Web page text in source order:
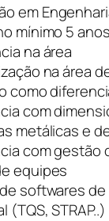
em
mínimo 5
na área
na área
como
com
metálicas e
com gestão
equipes
softwares
STRAP..)